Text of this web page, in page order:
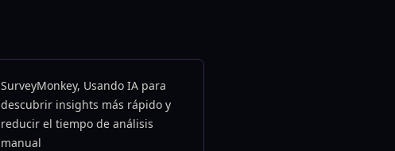
SurveyMonkey, Usando IA para
descubrir insights más rápido y
reducir el tiempo de análisis
manual